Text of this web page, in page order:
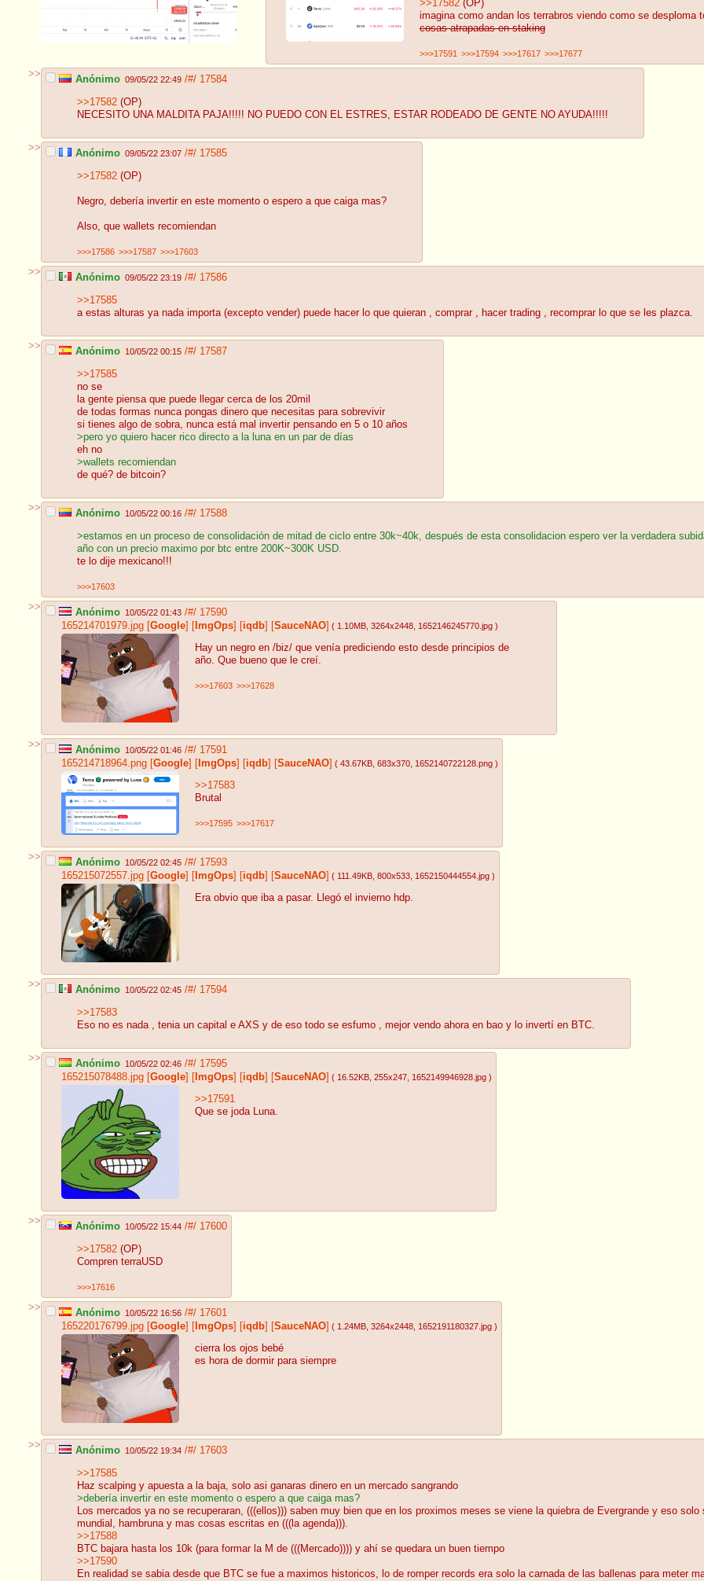
>>17582 (OP)
imagina como andan los terrabros viendo como se desploma
cosas atrapadas en staking
>>>17591 >>>17594 >>>17617 >>>17677
>> Anónimo 09/05/22 22:49 /#/ 17584
>>17582 (OP)
NECESITO UNA MALDITA PAJA!!!!! NO PUEDO CON EL ESTRES, ESTAR RODEADO DE GENTE NO AYUDA!!!!!
>> Anónimo 09/05/22 23:07 /#/ 17585
>>17582 (OP)
Negro, debería invertir en este momento o espero a que caiga mas?
Also, que wallets recomiendan
>>>17586 >>>17587 >>>17603
>> Anónimo 09/05/22 23:19 /#/ 17586
>>17585
a estas alturas ya nada importa (excepto vender) puede hacer lo que quieran , comprar , hacer trading , recomprar lo que se les plazca.
>> Anónimo 10/05/22 00:15 /#/ 17587
>>17585
no se
la gente piensa que puede llegar cerca de los 20mil
de todas formas nunca pongas dinero que necesitas para sobrevivir
si tienes algo de sobra, nunca está mal invertir pensando en 5 o 10 años
>pero yo quiero hacer rico directo a la luna en un par de días
eh no
>wallets recomiendan
de qué? de bitcoin?
>> Anónimo 10/05/22 00:16 /#/ 17588
>estamos en un proceso de consolidación de mitad de ciclo entre 30k~40k, después de esta consolidacion espero ver la verdadera
año con un precio maximo por btc entre 200K~300K USD.
te lo dije mexicano!!!
>>>17603
>> Anónimo 10/05/22 01:43 /#/ 17590
165214701979.jpg [Google] [ ImgOps] [iqdb] [SauceNAO] ( 1.10MB , 3264x2448 , 1652146245770.jpg )
Hay un negro en /biz/ que venía prediciendo esto desde principios de
año. Que bueno que le creí.
>>>17603 >>>17628
>> Anónimo 10/05/22 01:46 /#/ 17591
165214718964.png [Google] [ ImgOps] [iqdb] [SauceNAO] ( 43.67KB , 683x370 , 1652140722128.png )
>>17583
Brutal
>>>17595 >>>17617
>> Anónimo 10/05/22 02:45 /#/ 17593
165215072557.jpg [Google] [ ImgOps] [iqdb] [SauceNAO] ( 111.49KB , 800x533 , 1652150444554.jpg )
Era obvio que iba a pasar. Llegó el invierno hdp.
>> Anónimo 10/05/22 02:45 /#/ 17594
>>17583
Eso no es nada , tenia un capital e AXS y de eso todo se esfumo , mejor vendo ahora en bao y lo invertí en BTC.
>> Anónimo 10/05/22 02:46 /#/ 17595
165215078488.jpg [Google] [ ImgOps] [iqdb] [SauceNAO] ( 16.52KB , 255x247 , 1652149946928.jpg )
>>17591
Que se joda Luna.
>> Anónimo 10/05/22 15:44 /#/ 17600
>>17582 (OP)
Compren terraUSD
>>>17616
>> Anónimo 10/05/22 16:56 /#/ 17601
165220176799.jpg [Google] [ ImgOps] [iqdb] [SauceNAO] ( 1.24MB , 3264x2448 , 1652191180327.jpg )
cierra los ojos bebé
es hora de dormir para siempre
>> Anónimo 10/05/22 19:34 /#/ 17603
>>17585
Haz scalping y apuesta a la baja, solo asi ganaras dinero en un mercado sangrando
>debería invertir en este momento o espero a que caiga mas?
Los mercados ya no se recuperaran, (((ellos))) saben muy bien que en los proximos meses se viene la quiebra de Evergrande y eso
mundial, hambruna y mas cosas escritas en (((la agenda))).
>>17588
BTC bajara hasta los 10k (para formar la M de (((Mercado)))) y ahí se quedara un buen tiempo
>>17590
En realidad se sabia desde que BTC se fue a maximos historicos, lo de romper records era solo la carnada de las ballenas para meter